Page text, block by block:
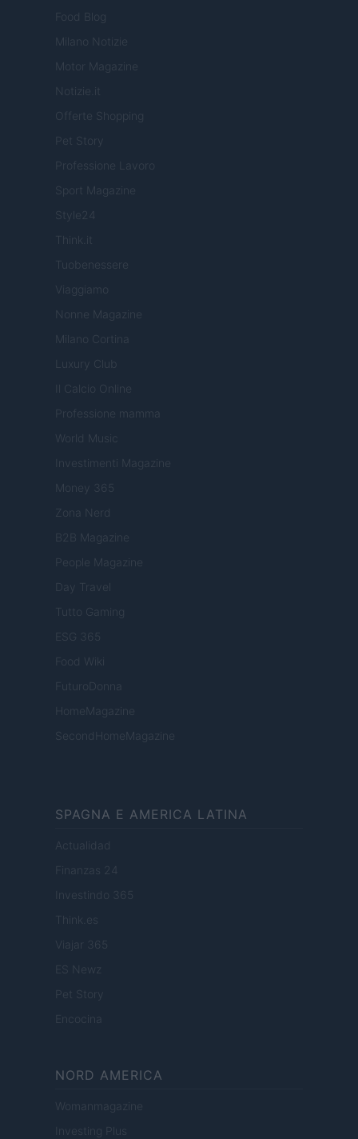
Food Blog
Milano Notizie
Motor Magazine
Notizie.it
Offerte Shopping
Pet Story
Professione Lavoro
Sport Magazine
Style24
Think.it
Tuobenessere
Viaggiamo
Nonne Magazine
Milano Cortina
Luxury Club
Il Calcio Online
Professione mamma
World Music
Investimenti Magazine
Money 365
Zona Nerd
B2B Magazine
People Magazine
Day Travel
Tutto Gaming
ESG 365
Food Wiki
FuturoDonna
HomeMagazine
SecondHomeMagazine
SPAGNA E AMERICA LATINA
Actualidad
Finanzas 24
Investindo 365
Think.es
Viajar 365
ES Newz
Pet Story
Encocina
NORD AMERICA
Womanmagazine
Investing Plus